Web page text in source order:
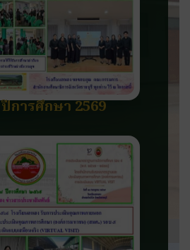
การศึกษา 2569